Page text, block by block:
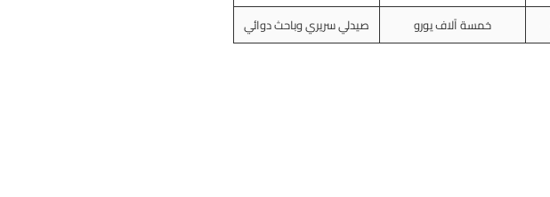
خمسة آلاف يورو صيدلي سريري وباحث دوائي